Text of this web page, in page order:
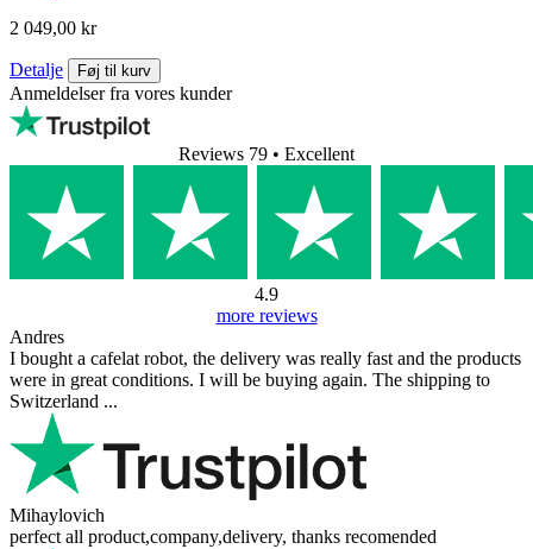
2 049,00 kr
Detalje Føj til kurv
Anmeldelser fra vores kunder
Reviews 79 • Excellent
4.9
more reviews
Andres
I bought a cafelat robot, the delivery was really fast and the products
were in great conditions. I will be buying again. The shipping to
Switzerland ...
Mihaylovich
perfect all product,company,delivery, thanks recomended